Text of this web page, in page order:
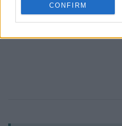
CONFIRM